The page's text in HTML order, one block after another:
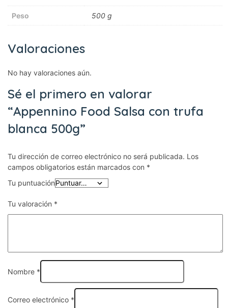
Peso 500 g
Valoraciones
No hay valoraciones aún.
Sé el primero en valorar
“Appennino Food Salsa con trufa
blanca 500g”
Tu dirección de correo electrónico no será publicada. Los
campos obligatorios están marcados con *
Tu puntuación
Tu valoración *
Nombre *
Correo electrónico *